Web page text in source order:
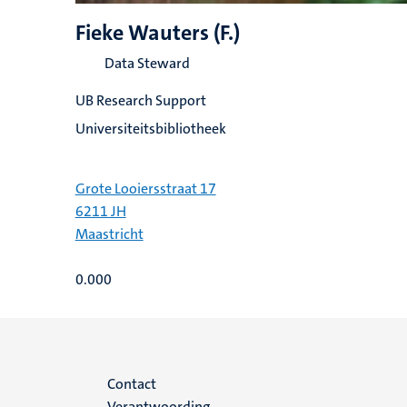
Fieke Wauters (F.)
Data Steward
UB Research Support
Universiteitsbibliotheek
Grote Looiersstraat 17
6211 JH
Maastricht
0.000
Menu
Contact